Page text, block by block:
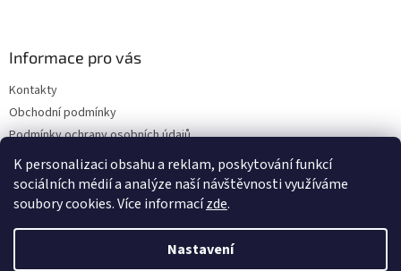
K personalizaci obsahu a reklam, poskytování funkcí
sociálních médií a analýze naší návštěvnosti využíváme
soubory cookies. Více informacízde.
Nastavení
Informace pro vás
Kontakty
Obchodní podmínky
Podmínky ochrany osobních údajů
Dodací a platební podmínky